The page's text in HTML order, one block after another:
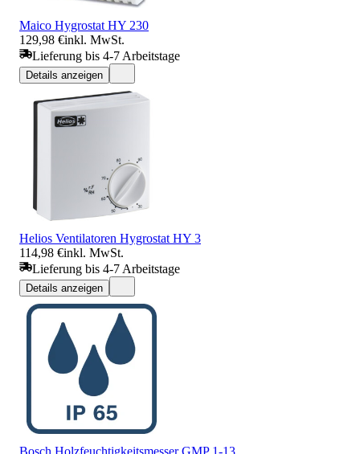
Maico Hygrostat HY 230
129,98 €inkl. MwSt.
Lieferung bis 4-7 Arbeitstage
Details anzeigen
Helios Ventilatoren Hygrostat HY 3
114,98 €inkl. MwSt.
Lieferung bis 4-7 Arbeitstage
Details anzeigen
Bosch Holzfeuchtigkeitsmesser GMP 1-13